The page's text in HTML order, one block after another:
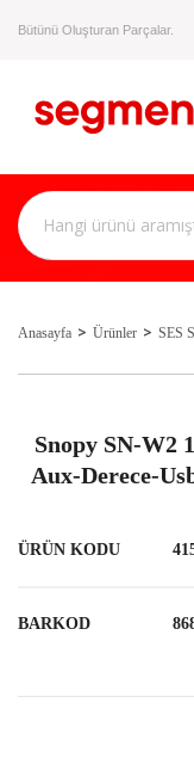
Bütünü Oluşturan Parçalar.
Anasayfa Ürünler SES
Snopy SN-W2
Aux-Derece-
ÜRÜN KODU
BARKOD